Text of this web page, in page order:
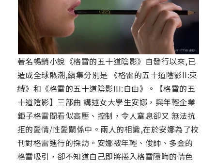
著名暢銷小說《格雷的五十道陰影》自發行以來,已
造成全球熱潮,續集分別是 《格雷的五十道陰影II:束
縛》和《格雷的五十道陰影III:自由》。【格雷的五
十道陰影】三部曲 講述女大學生安娜，與年輕企業
鉅子格雷間看似高壓、控制，令人窒息卻又 無法抗
拒的愛情/性愛關係中。兩人的相識,在於安娜為了校
刊對格雷進行的採訪。安娜被年輕、俊帥、多金的
格雷吸引，卻不知道自己即將捲入格雷隱晦的情色